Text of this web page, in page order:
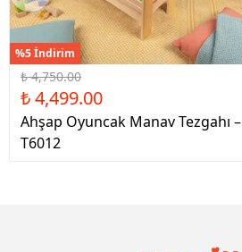
%5 İndirim
₺ 4,750.00
₺ 4,499.00
Ahşap Oyuncak Manav Tezgahı –
T6012